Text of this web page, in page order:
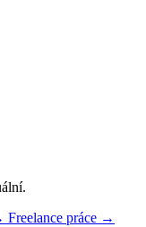
Freelance práce →